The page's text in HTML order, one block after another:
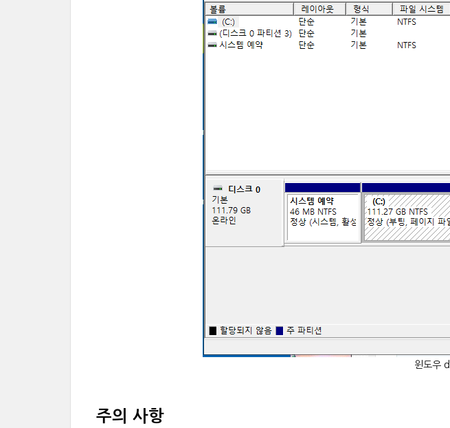
윈도우
주의 사항